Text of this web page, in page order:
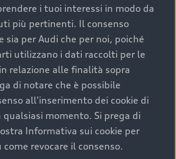
carrozzeria e degli interni: una
evidenzia cura e attenzione del
motore, trasmissione e
in ottimo stato garantiscono
e sicure.
usata in una Concessionaria ufficiale
garantito tramite Audi Prima
affidarsi ad un prodotto che viene
approfonditi e coperto da
i tuoi interessi in modo da
più pertinenti. Il consenso
per Audi che per noi, poiché
utilizzano i dati raccolti per le
relazione alle finalità sopra
di notare che è possibile
all'inserimento dei cookie di
momento. Si prega di
Informativa sui cookie per
revocare il consenso.